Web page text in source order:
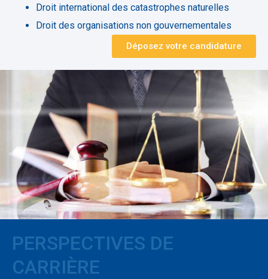
Droit international des catastrophes naturelles
Droit des organisations non gouvernementales
Déposez votre candidature
PERSPECTIVES DE
CARRIÈRE